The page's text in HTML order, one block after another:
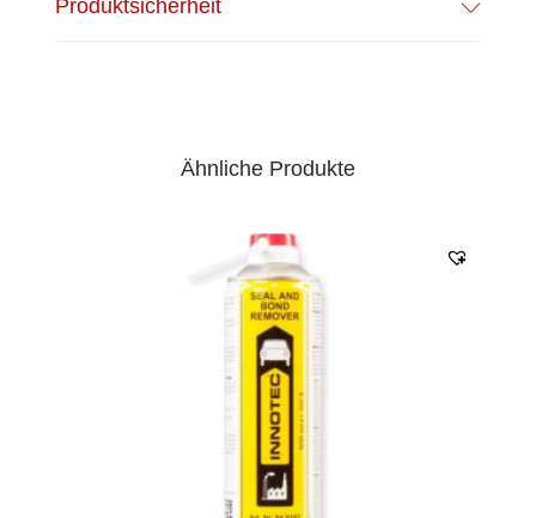
Produktsicherheit
Ähnliche Produkte